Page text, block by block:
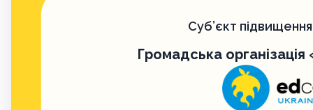
Суб’єкт підвищення
Громадська